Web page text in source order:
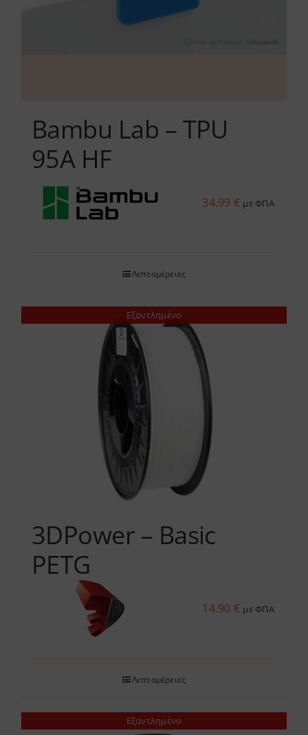
Bambu Lab – TPU
95A HF
34.99 € με ΦΠΑ
Λεπτομέρειες
Εξαντλημένο
3DPower – Basic
PETG
14.90 € με ΦΠΑ
Λεπτομέρειες
Εξαντλημένο